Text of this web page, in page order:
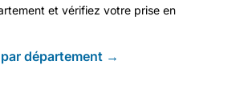
et vérifiez votre prise en
département →